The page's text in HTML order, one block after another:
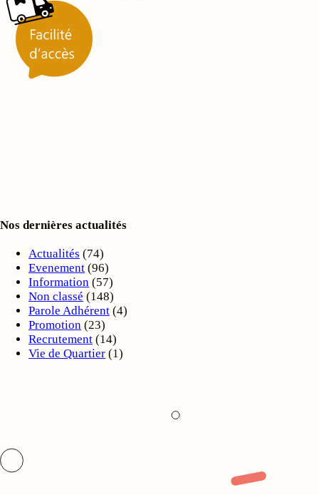
Nos dernières actualités
Actualités (74)
Evenement (96)
Information (57)
Non classé (148)
Parole Adhérent (4)
Promotion (23)
Recrutement (14)
Vie de Quartier (1)